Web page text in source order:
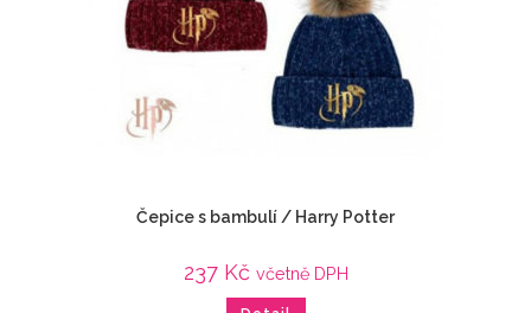
Čepice s bambulí / Harry Potter
237 Kč včetně DPH